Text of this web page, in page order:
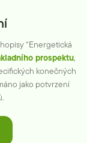
“Energetická
prospektu,
konečných
jako potvrzení